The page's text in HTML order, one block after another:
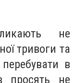
не
тривоги та
в
просять не